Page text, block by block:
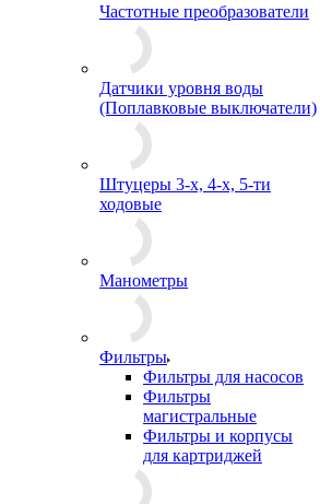
Частотные преобразователи
Датчики уровня воды
(Поплавковые выключатели)
Штуцеры 3-х, 4-х, 5-ти
ходовые
Манометры
Фильтры
Фильтры для насосов
Фильтры
магистральные
Фильтры и корпусы
для картриджей